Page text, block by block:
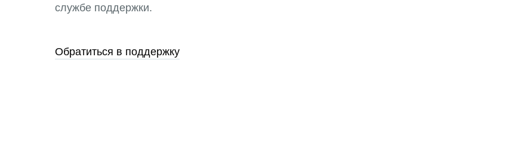
службе поддержки.
Обратиться в поддержку